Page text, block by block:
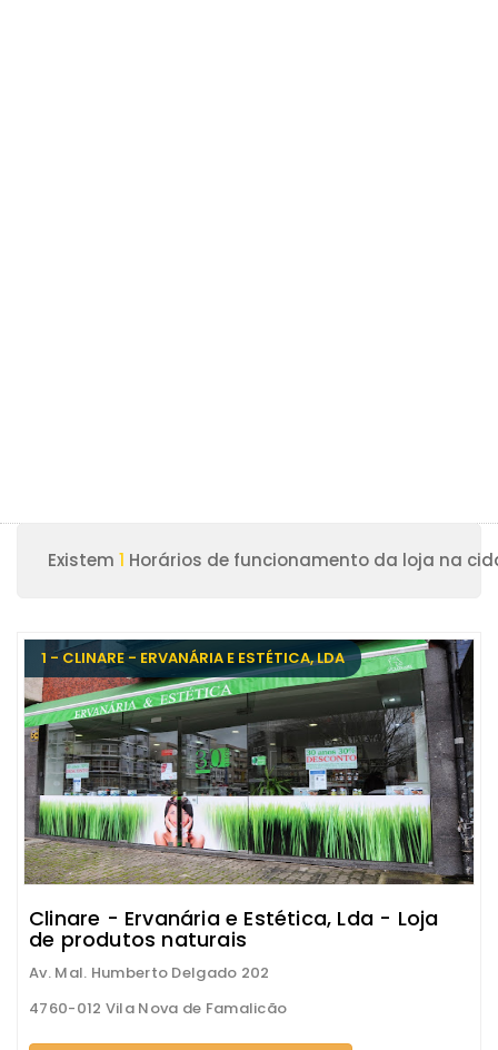
Existem 1 Horários de funcionamento da loja na
1 - CLINARE - ERVANÁRIA E ESTÉTICA, LDA
Clinare - Ervanária e Estética, Lda - Loja
de produtos naturais
Av. Mal. Humberto Delgado 202
4760-012 Vila Nova de Famalicão